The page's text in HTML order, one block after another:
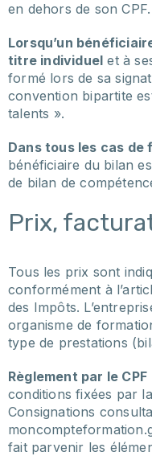
en dehors de son CPF.
Lorsqu’un
titre individuel et à
formé lors de sa
convention bipartite
talents ».
Dans tous les cas de
bénéficiaire du bilan
de bilan de
Prix,
Tous les prix sont
conformément à
des Impôts.
organisme de
type de prestations
Règlement par le CPF
conditions fixées par
Consignations
fait parvenir les